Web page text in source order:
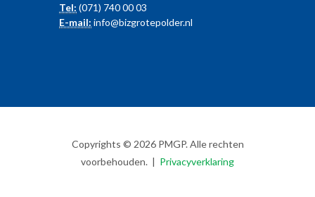
Tel: (071) 740 00 03
E-mail: info@bizgrotepolder.nl
Copyrights © 2026 PMGP. Alle rechten
voorbehouden. | Privacyverklaring